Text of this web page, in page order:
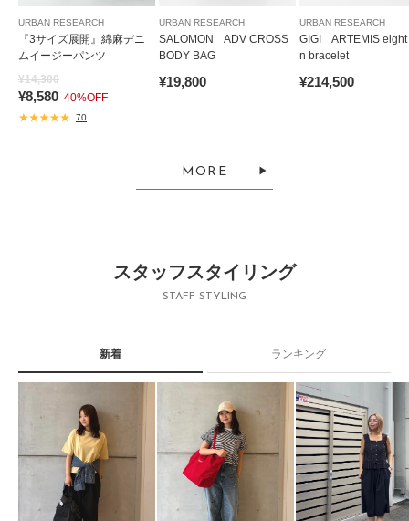
URBAN RESEARCH
『3サイズ展開』綿麻デニ
ムイージーパンツ
¥14,300
¥8,580 40%OFF
70
URBAN RESEARCH
SALOMON ADV CROSS
BODY BAG
¥19,800
URBAN RESEARCH
GIGI ARTEMIS eight
n bracelet
¥214,500
MORE
スタッフスタイリング
- STAFF STYLING -
新着 ランキング